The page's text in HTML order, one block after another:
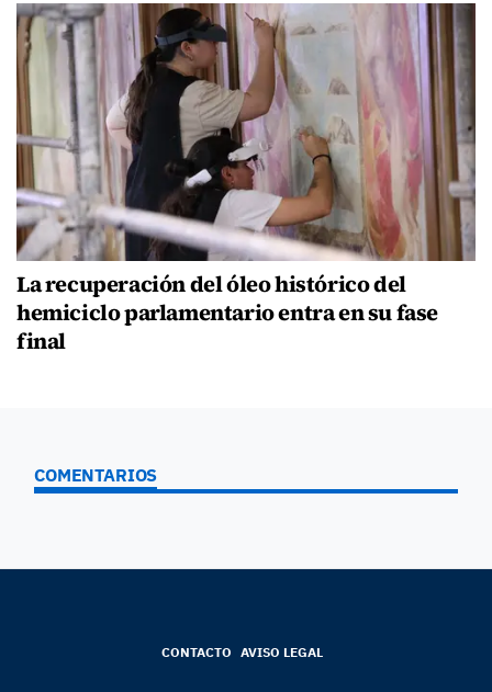
La recuperación del óleo histórico del
hemiciclo parlamentario entra en su fase
final
COMENTARIOS
CONTACTO AVISO LEGAL